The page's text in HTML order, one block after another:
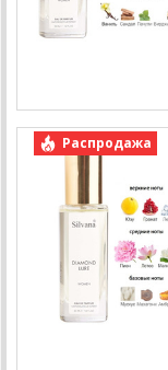
Распродажа